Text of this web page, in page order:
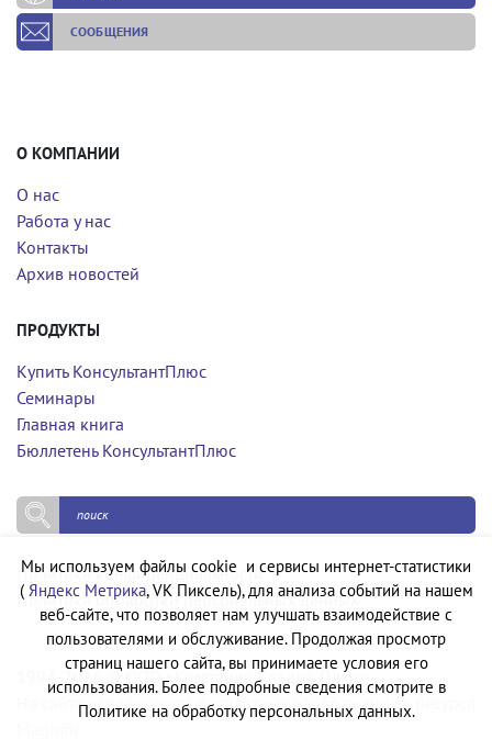
СООБЩЕНИЯ
О КОМПАНИИ
О нас
Работа у нас
Контакты
Архив новостей
ПРОДУКТЫ
Купить КонсультантПлюс
Семинары
Главная книга
Бюллетень КонсультантПлюс
Политика конфиденциальности
Политика обработки персональных данных
1994-2026 © ООО «Компания Квадро Плюс»
На сайте используются бесплатные изображения с ресурса
Мы используем файлы cookie и сервисы интернет-статистики
( Яндекс Метрика, VK Пиксель), для анализа событий на нашем
веб-сайте, что позволяет нам улучшать взаимодействие с
пользователями и обслуживание. Продолжая просмотр
страниц нашего сайта, вы принимаете условия его
использования. Более подробные сведения смотрите в
Политике на обработку персональных данных.